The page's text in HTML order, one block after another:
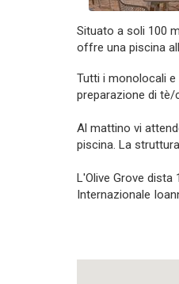
Situato a soli 100
offre una piscina
Tutti i monolocali e
preparazione di
Al mattino vi
piscina. La
L'Olive Grove
Internazionale